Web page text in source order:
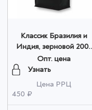
Классик Бразилия и
Индия, зерновой 200г
оптом
Опт. цена
Узнать
Цена РРЦ
450 ₽